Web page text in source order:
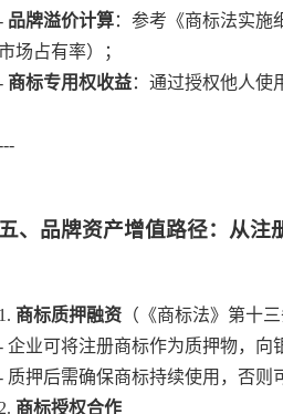
品牌溢价计算：参考《商标法实施
场占有率）；
商标专用权收益：通过授权他人使
五、品牌资产增值路径：从注
1. 商标质押融资 （《商标法》第十三
企业可将注册商标作为质押物，向
质押后需确保商标持续使用，否则
2. 商标授权合作